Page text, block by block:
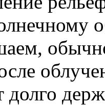
долго